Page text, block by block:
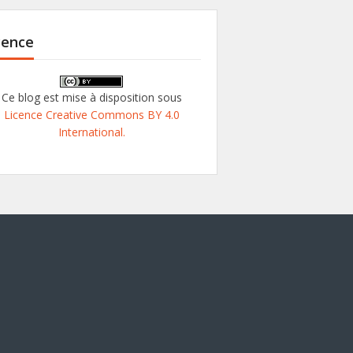
Ce blog est mise à disposition sous
Licence Creative Commons BY 4.0
International.